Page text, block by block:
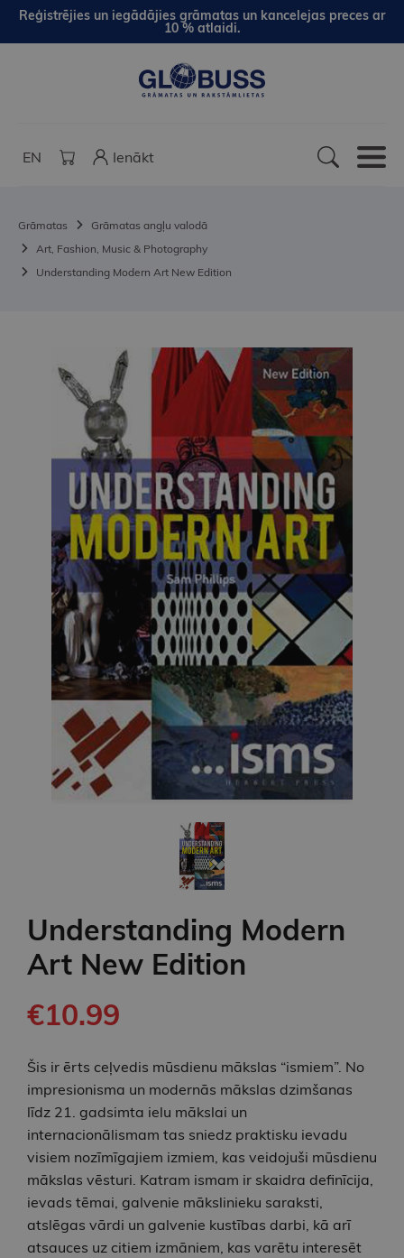
Reģistrējies un iegādājies grāmatas un kancelejas preces ar
10 % atlaidi.
EN Ienākt
Grāmatas
Grāmatas angļu valodā
Art, Fashion, Music & Photography
Understanding Modern Art New Edition
Understanding Modern
Art New Edition
€10.99
Šis ir ērts ceļvedis mūsdienu mākslas “ismiem”. No
impresionisma un modernās mākslas dzimšanas
līdz 21. gadsimta ielu mākslai un
internacionālismam tas sniedz praktisku ievadu
visiem nozīmīgajiem izmiem, kas veidojuši mūsdienu
mākslas vēsturi. Katram ismam ir skaidra definīcija,
ievads tēmai, galvenie mākslinieku saraksti,
atslēgas vārdi un galvenie kustības darbi, kā arī
atsauces uz citiem izmāniem, kas varētu interesēt